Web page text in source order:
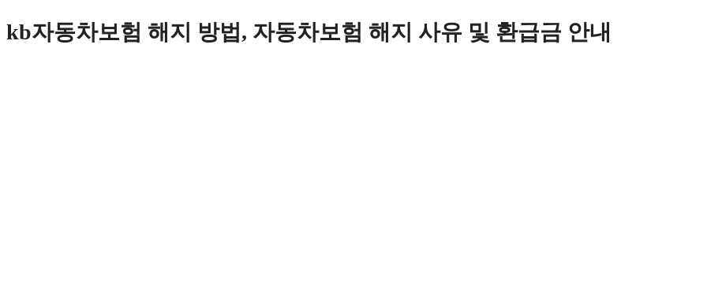
Skip
to
kb자동차보험 해지 방법, 자동차보험 해지 사유 및 환급금 안내